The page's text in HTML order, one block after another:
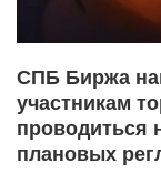
СПБ Биржа
участникам
проводиться
плановых